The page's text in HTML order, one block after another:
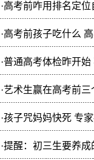
·高考前咋用排名定
·高考前孩子吃什么
·普通高考体检昨开
·艺术生赢在高考前三
·孩子咒妈妈快死 专
·提醒：初三生要养